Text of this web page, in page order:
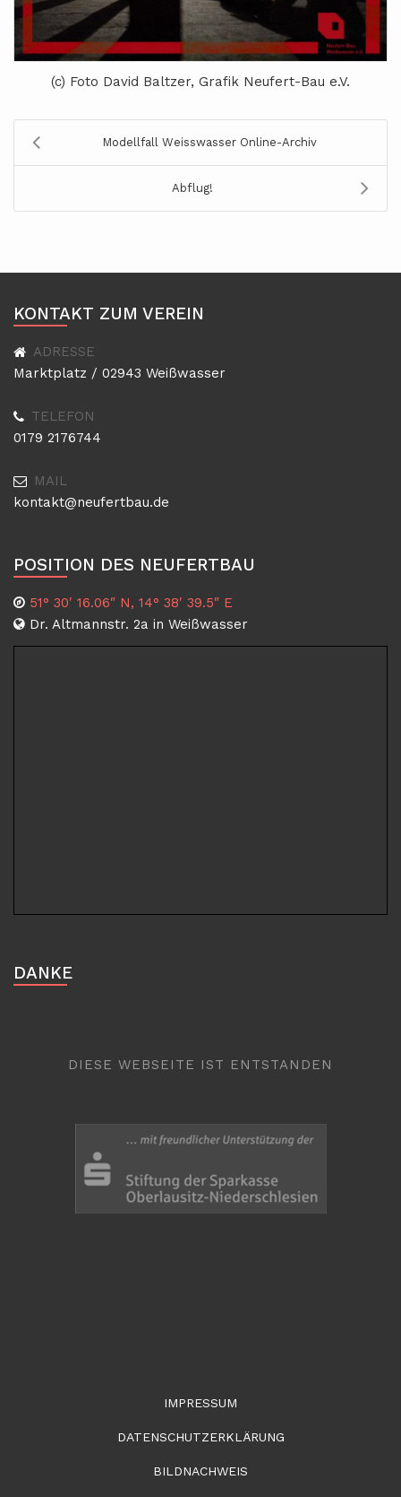
(c) Foto David Baltzer, Grafik Neufert-Bau e.V.
Modellfall Weisswasser Online-Archiv
Abflug!
KONTAKT ZUM VEREIN
ADRESSE
Marktplatz / 02943 Weißwasser
TELEFON
0179 2176744
MAIL
kontakt@neufertbau.de
POSITION DES NEUFERTBAU
51° 30′ 16.06″ N, 14° 38′ 39.5″ E
Dr. Altmannstr. 2a in Weißwasser
DANKE
DIESE WEBSEITE IST ENTSTANDEN
IMPRESSUM
DATENSCHUTZERKLÄRUNG
BILDNACHWEIS